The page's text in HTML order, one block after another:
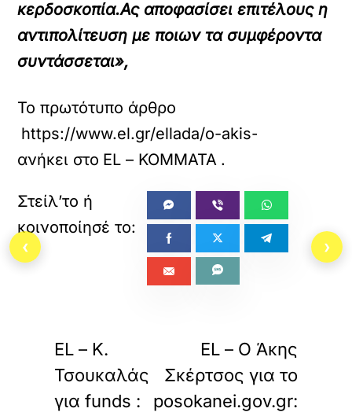
κερδοσκοπία.Ας αποφασίσει επιτέλους η
αντιπολίτευση με ποιων τα συμφέροντα
συντάσσεται»,
Το πρωτότυπο άρθρο
https://www.el.gr/ellada/o-akis-skertsos-
ανήκει στο EL – ΚΟΜΜΑΤΑ .
EL – Κ.
Τσουκαλάς
για funds :
EL – Ο Άκης
Σκέρτσος για το
posokanei.gov.gr:
‹ ›